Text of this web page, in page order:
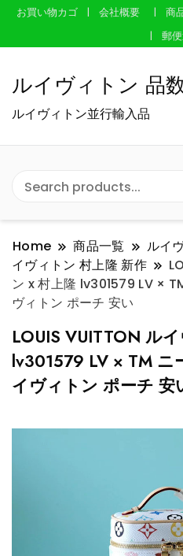
お買い物カゴ 会社概要 商
郵
ルイヴィトン 品
ルイヴィトン並行輸入品
Home 商品一覧 ルイ
イヴィトン 村上隆 新作
ン x 村上隆 lv301579 LV ×
ヴィトン ポーチ 安い
LOUIS VUITTON ル
lv301579 LV × TM ニ
イヴィトン ポーチ 安